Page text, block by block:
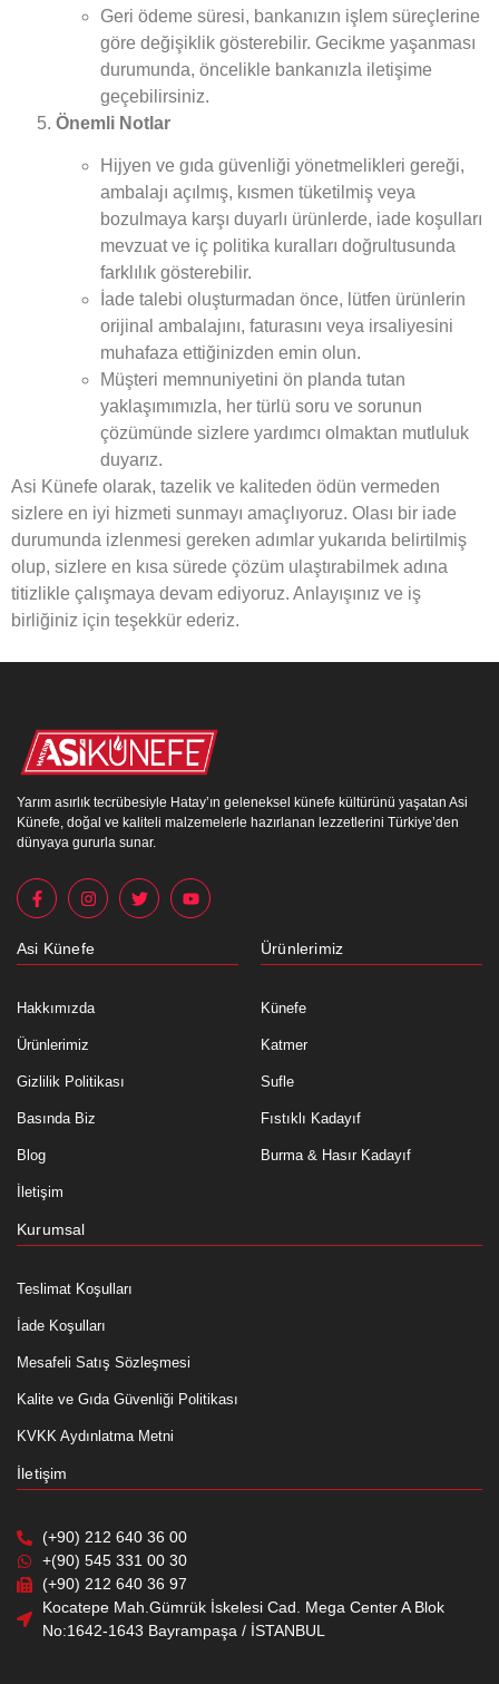
Geri ödeme süresi, bankanızın işlem süreçlerine
göre değişiklik gösterebilir. Gecikme yaşanması
durumunda, öncelikle bankanızla iletişime
geçebilirsiniz.
Önemli Notlar
Hijyen ve gıda güvenliği yönetmelikleri gereği,
ambalajı açılmış, kısmen tüketilmiş veya
bozulmaya karşı duyarlı ürünlerde, iade koşulları
mevzuat ve iç politika kuralları doğrultusunda
farklılık gösterebilir.
İade talebi oluşturmadan önce, lütfen ürünlerin
orijinal ambalajını, faturasını veya irsaliyesini
muhafaza ettiğinizden emin olun.
Müşteri memnuniyetini ön planda tutan
yaklaşımımızla, her türlü soru ve sorunun
çözümünde sizlere yardımcı olmaktan mutluluk
duyarız.
Asi Künefe olarak, tazelik ve kaliteden ödün vermeden
sizlere en iyi hizmeti sunmayı amaçlıyoruz. Olası bir iade
durumunda izlenmesi gereken adımlar yukarıda belirtilmiş
olup, sizlere en kısa sürede çözüm ulaştırabilmek adına
titizlikle çalışmaya devam ediyoruz. Anlayışınız ve iş
birliğiniz için teşekkür ederiz.
Yarım asırlık tecrübesiyle Hatay’ın geleneksel künefe kültürünü yaşatan Asi
Künefe, doğal ve kaliteli malzemelerle hazırlanan lezzetlerini Türkiye’den
dünyaya gururla sunar.
Asi Künefe
Hakkımızda
Ürünlerimiz
Gizlilik Politikası
Basında Biz
Blog
İletişim
Ürünlerimiz
Künefe
Katmer
Sufle
Fıstıklı Kadayıf
Burma & Hasır Kadayıf
Kurumsal
Teslimat Koşulları
İade Koşulları
Mesafeli Satış Sözleşmesi
Kalite ve Gıda Güvenliği Politikası
KVKK Aydınlatma Metni
İletişim
(+90) 212 640 36 00
+(90) 545 331 00 30
(+90) 212 640 36 97
Kocatepe Mah.Gümrük İskelesi Cad. Mega Center A Blok
No:1642-1643 Bayrampaşa / İSTANBUL